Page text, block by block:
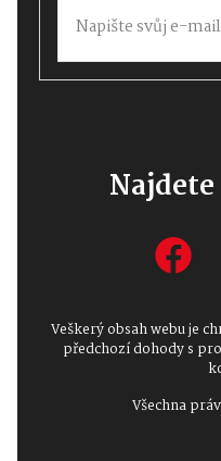
Veškerý obsah webu je
předchozí dohody s
Všechna